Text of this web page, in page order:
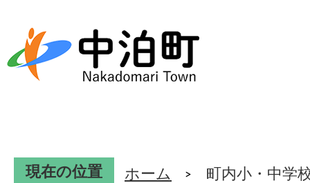
現在の位置 ホーム 町内小・中学